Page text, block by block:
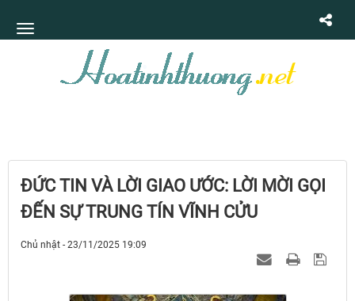
ĐỨC TIN VÀ LỜI GIAO ƯỚC: LỜI MỜI GỌI
ĐẾN SỰ TRUNG TÍN VĨNH CỬU
Chủ nhật - 23/11/2025 19:09